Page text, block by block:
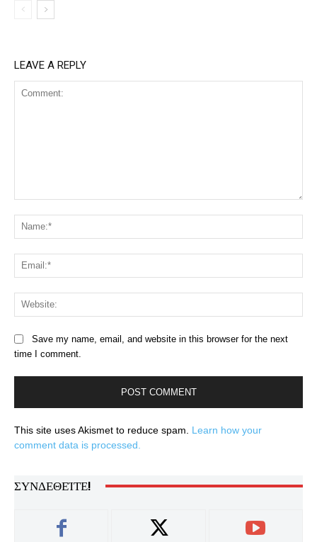
LEAVE A REPLY
Save my name, email, and website in this browser for the next
time I comment.
This site uses Akismet to reduce spam. Learn how your
comment data is processed.
ΣΥΝΔΕΘΕΊΤΕ!